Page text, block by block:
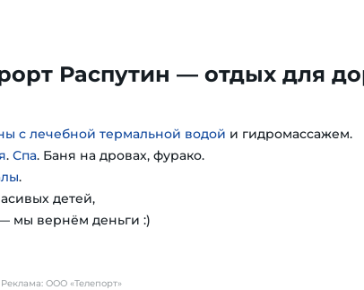
Распутин — отдых для
с лечебной термальной водой и гидромассажем.
. Спа. Баня на дровах, фурако.
.
детей,
мы вернём деньги :)
Реклама: ООО «Телепорт»